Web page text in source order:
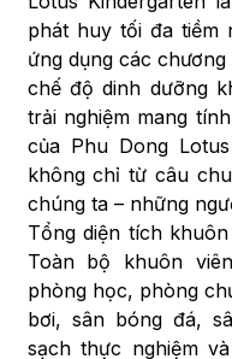
phát huy tối đa tiềm
ứng dụng các
chế độ dinh dưỡng
trải nghiệm mang
của Phu Dong
không chỉ từ câu
chúng ta – những
Tổng diện tích
Toàn bộ khuôn
phòng học, phòng
bơi, sân bóng đá,
sạch thực nghiệm